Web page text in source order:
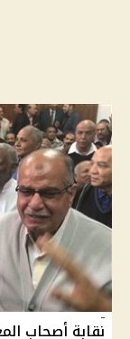
نقابة أصحاب